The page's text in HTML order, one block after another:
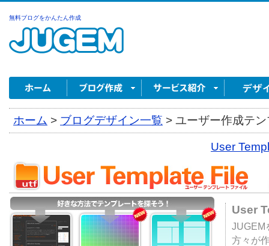
無料ブログをかんたん作成
ホーム > ブログデザイン一覧 > ユーザー作成テ
User
User
JUGEM
方々が